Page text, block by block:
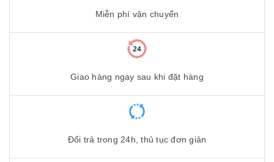
Miễn phí vận chuyển
Giao hàng ngay sau khi đặt hàng
Đổi trả trong 24h, thủ tục đơn giản